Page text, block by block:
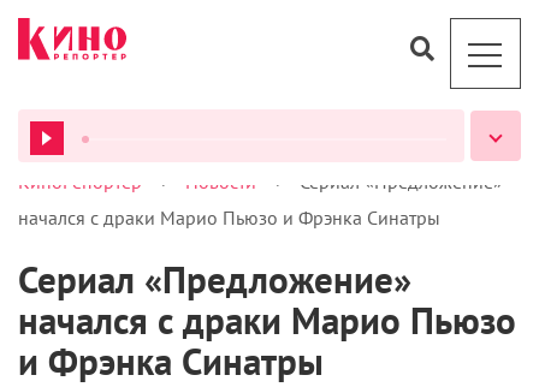
ВСЕ ПОДКАСТЫ
КиноРепортер > Новости >
Сериал «Предложение»
начался с драки Марио Пьюзо и Фрэнка Синатры
Сериал «Предложение»
начался с драки Марио Пьюзо
и Фрэнка Синатры